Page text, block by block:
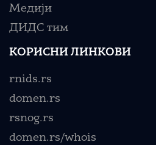
Медији
ДИДС тим
КОРИСНИ ЛИНКОВИ
rnids.rs
domen.rs
rsnog.rs
domen.rs/whois